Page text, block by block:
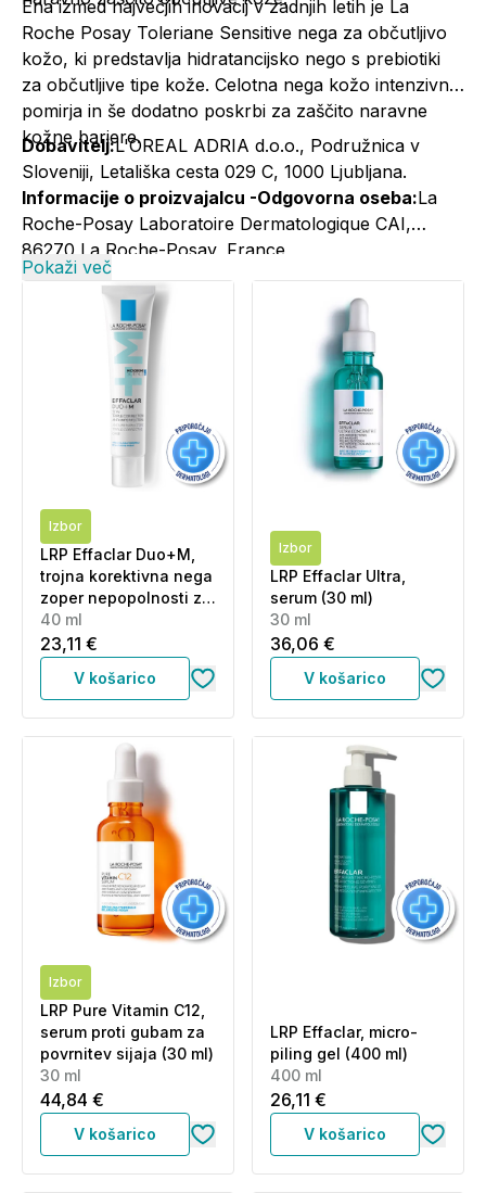
Ena izmed največjih inovacij v zadnjih letih je La
Roche Posay Toleriane Sensitive nega za občutljivo
kožo, ki predstavlja hidratancijsko nego s prebiotiki
za občutljive tipe kože. Celotna nega kožo intenzivno
pomirja in še dodatno poskrbi za zaščito naravne
kožne bariere.
Dobavitelj:L'OREAL ADRIA d.o.o., Podružnica v
Sloveniji, Letališka cesta 029 C, 1000 Ljubljana.
Informacije o proizvajalcu -Odgovorna oseba:La
Roche-Posay Laboratoire Dermatologique CAI,
86270 La Roche-Posay, France
Informacije o proizvajalcu -Elektronski kontaktni
+386 1 5800 988; larocheposay@si.oaccare.com;
cena je obračunana po ceniku operaterja//
www.laroche-posay.si
Pokaži več
Izbor
LRP Effaclar Duo+M,
trojna korektivna nega
zoper nepopolnosti za
mastno kožo (40 ml)
40 ml
23,11 €
V košarico
Izbor
LRP Effaclar Ultra,
serum (30 ml)
30 ml
36,06 €
V košarico
Izbor
LRP Pure Vitamin C12,
serum proti gubam za
povrnitev sijaja (30 ml)
30 ml
44,84 €
V košarico
LRP Effaclar, micro-
piling gel (400 ml)
400 ml
26,11 €
V košarico